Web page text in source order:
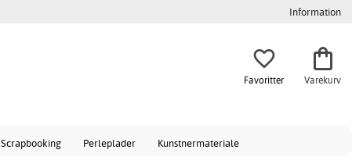
Information
Favoritter Varekurv
Scrapbooking Perleplader Kunstnermateriale